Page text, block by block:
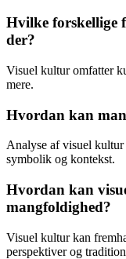
Hvilke forskellige
der?
Visuel kultur omfatter
mere.
Hvordan kan
Analyse af visuel
symbolik og kontekst.
Hvordan kan
mangfoldighed?
Visuel kultur kan
perspektiver og